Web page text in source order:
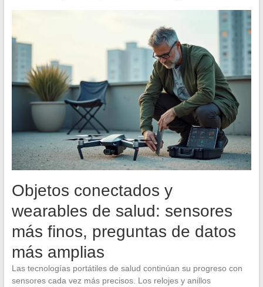
Objetos conectados y
wearables de salud: sensores
más finos, preguntas de datos
más amplias
Las tecnologías portátiles de salud continúan su progreso con
sensores cada vez más precisos. Los relojes y anillos